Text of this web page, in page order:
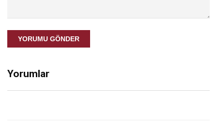
YORUMU GÖNDER
Yorumlar